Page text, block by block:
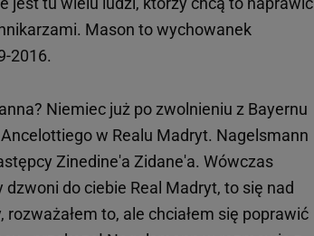
Mason to wychowanek
2016.
Niemiec już po zwolnieniu z Bayernu
w Realu Madryt. Nagelsmann
Zinedine'a Zidane'a. Wówczas
do ciebie Real Madryt, to się nad
to, ale chciałem się poprawić